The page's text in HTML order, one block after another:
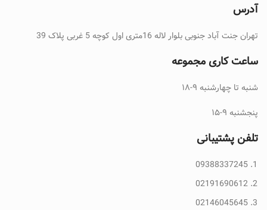
آدرس
تهران جنت آباد جنوبی بلوار لاله 16متری اول کوچه 5 غربی پلاک 39
ساعت کاری مجموعه
شنبه تا چهارشنبه ۹-۱۸
پنجشنبه ۹-۱۵
تلفن پشتیبانی
09388337245
02191690612
02146045645